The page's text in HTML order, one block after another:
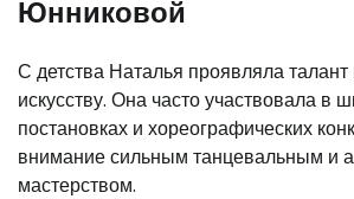
Юнниковой
С детства Наталья проявляла талант
искусству. Она часто участвовала в
постановках и хореографических
внимание сильным танцевальным и
мастерством.